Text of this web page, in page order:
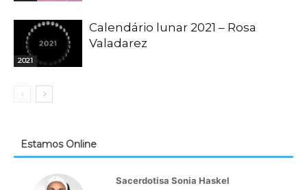
2021
Calendário lunar 2021 – Rosa
Valadarez
Estamos Online